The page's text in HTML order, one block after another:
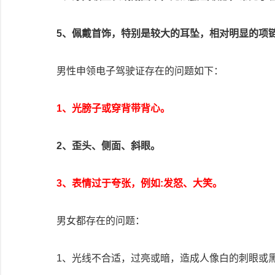
5、佩戴首饰，特别是较大的耳坠，相对明显的项链
男性申领电子驾驶证存在的问题如下：
1、光膀子或穿背带背心。
2、歪头、侧面、斜眼。
3、表情过于夸张，例如:发怒、大笑。
男女都存在的问题：
1、光线不合适，过亮或暗，造成人像白的刺眼或